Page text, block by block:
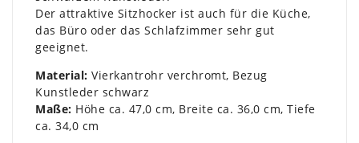
Der attraktive Sitzhocker ist auch für die Küche,
das Büro oder das Schlafzimmer sehr gut
geeignet.
Material: Vierkantrohr verchromt, Bezug
Kunstleder schwarz
Maße: Höhe ca. 47,0 cm, Breite ca. 36,0 cm, Tiefe
ca. 34,0 cm